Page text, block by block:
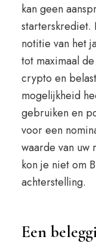
kan geen
starterskrediet.
notitie van het
tot maximaal
crypto en
mogelijkheid
gebruiken en
voor een
waarde van uw
kon je niet om
achterstelling.
Een